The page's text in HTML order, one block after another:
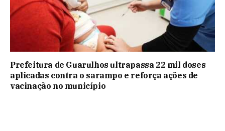
Prefeitura de Guarulhos ultrapassa 22 mil doses
aplicadas contra o sarampo e reforça ações de
vacinação no município